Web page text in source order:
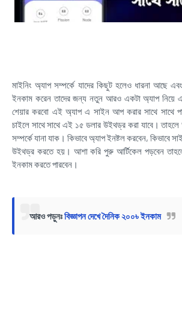
মাইনিং অ্যাপ সম্পর্কে যাদের কিছুট হলেও ধারনা আছে
ইনকাম করেন তাদের জন্য নতুন আরও একটা অ্যাপ নিয়ে
শেয়ার করবো এই অ্যাপ এ সাইন আপ করার সাথে সাথে
চাইলে সাথে সাথে এই ১৫ ডলার উইথড্র করা যাবে।
সম্পর্কে যানা যাক। কিভাবে অ্যাপ ইনষ্টল করবেন, কিভাবে
উইথড্র করতে হয়। আশা করি পুরু আর্টিকেল পড়বেন
ইনকাম করতে পারবেন।
আরও পড়ুনঃবিজ্ঞাপন দেখে দৈনিক ২০০৳ ইনকাম